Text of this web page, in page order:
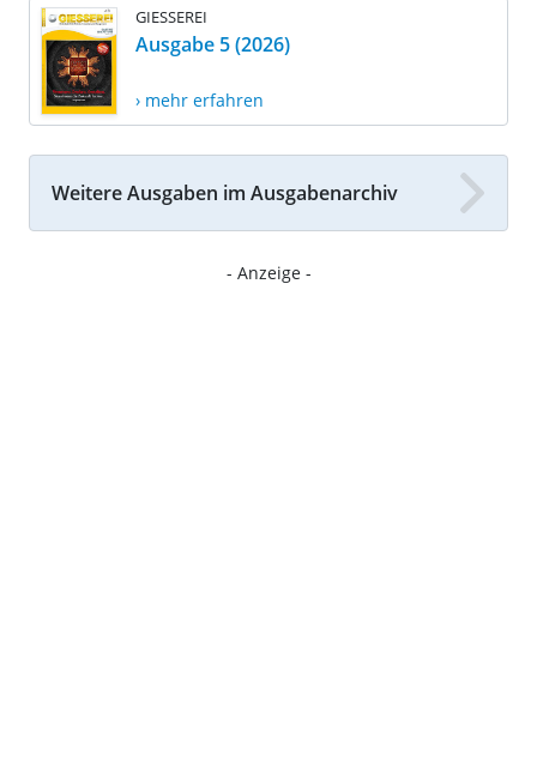
GIESSEREI
Ausgabe 5 (2026)
› mehr erfahren
Weitere Ausgaben im Ausgabenarchiv
- Anzeige -